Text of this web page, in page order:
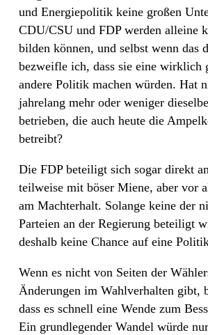
und Energiepolitik keine großen
CDU/CSU und FDP werden alleine
bilden können, und selbst wenn das
bezweifle ich, dass sie eine wirklich
andere Politik machen würden. Hat
jahrelang mehr oder weniger
betrieben, die auch heute die
betreibt?
Die FDP beteiligt sich sogar direkt
teilweise mit böser Miene, aber vor
am Machterhalt. Solange keine der
Parteien an der Regierung beteiligt
deshalb keine Chance auf eine
Wenn es nicht von Seiten der
Änderungen im Wahlverhalten gibt,
dass es schnell eine Wende zum
Ein grundlegender Wandel würde